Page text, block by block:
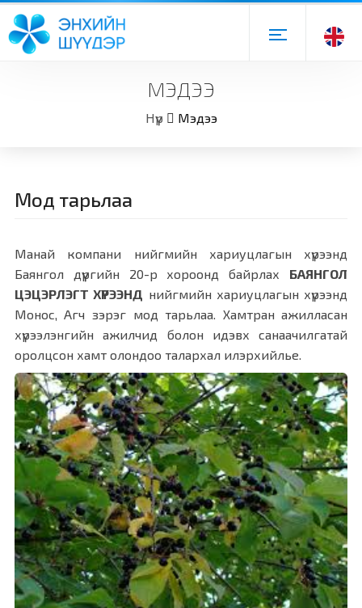
МЭДЭЭ
Нүүр Мэдээ
Мод тарьлаа
Манай компани нийгмийн хариуцлагын хүрээнд
Баянгол дүүргийн 20-р хороонд байрлах БАЯНГОЛ
ЦЭЦЭРЛЭГТ ХҮРЭЭНД нийгмийн хариуцлагын хүрээнд
Монос, Агч зэрэг мод тарьлаа. Хамтран ажилласан
хүрээлэнгийн ажилчид болон идэвх санаачилгатай
оролцсон хамт олондоо талархал илэрхийлье.